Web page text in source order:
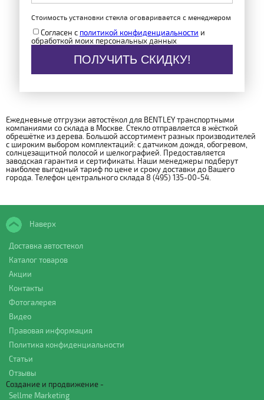
Стоимость установки стекла оговаривается с менеджером
Согласен с политикой конфиденциальности и
обработкой моих персональных данных
ПОЛУЧИТЬ СКИДКУ!
Ежедневные отгрузки автостёкол для BENTLEY транспортными
компаниями со склада в Москве. Стекло отправляется в жёсткой
обрешётке из дерева. Большой ассортимент разных производителей
с широким выбором комплектаций: с датчиком дождя, обогревом,
солнцезащитной полосой и шелкографией. Предоставляется
заводская гарантия и сертификаты. Наши менеджеры подберут
наиболее выгодный тариф по цене и сроку доставки до Вашего
города. Телефон центрального склада 8 (495) 135-00-54.
Наверх
Доставка автостекол
Каталог товаров
Акции
Контакты
Фотогалерея
Видео
Правовая информация
Политика конфиденциальности
Статьи
Отзывы
Создание и продвижение -
Sellme Marketing